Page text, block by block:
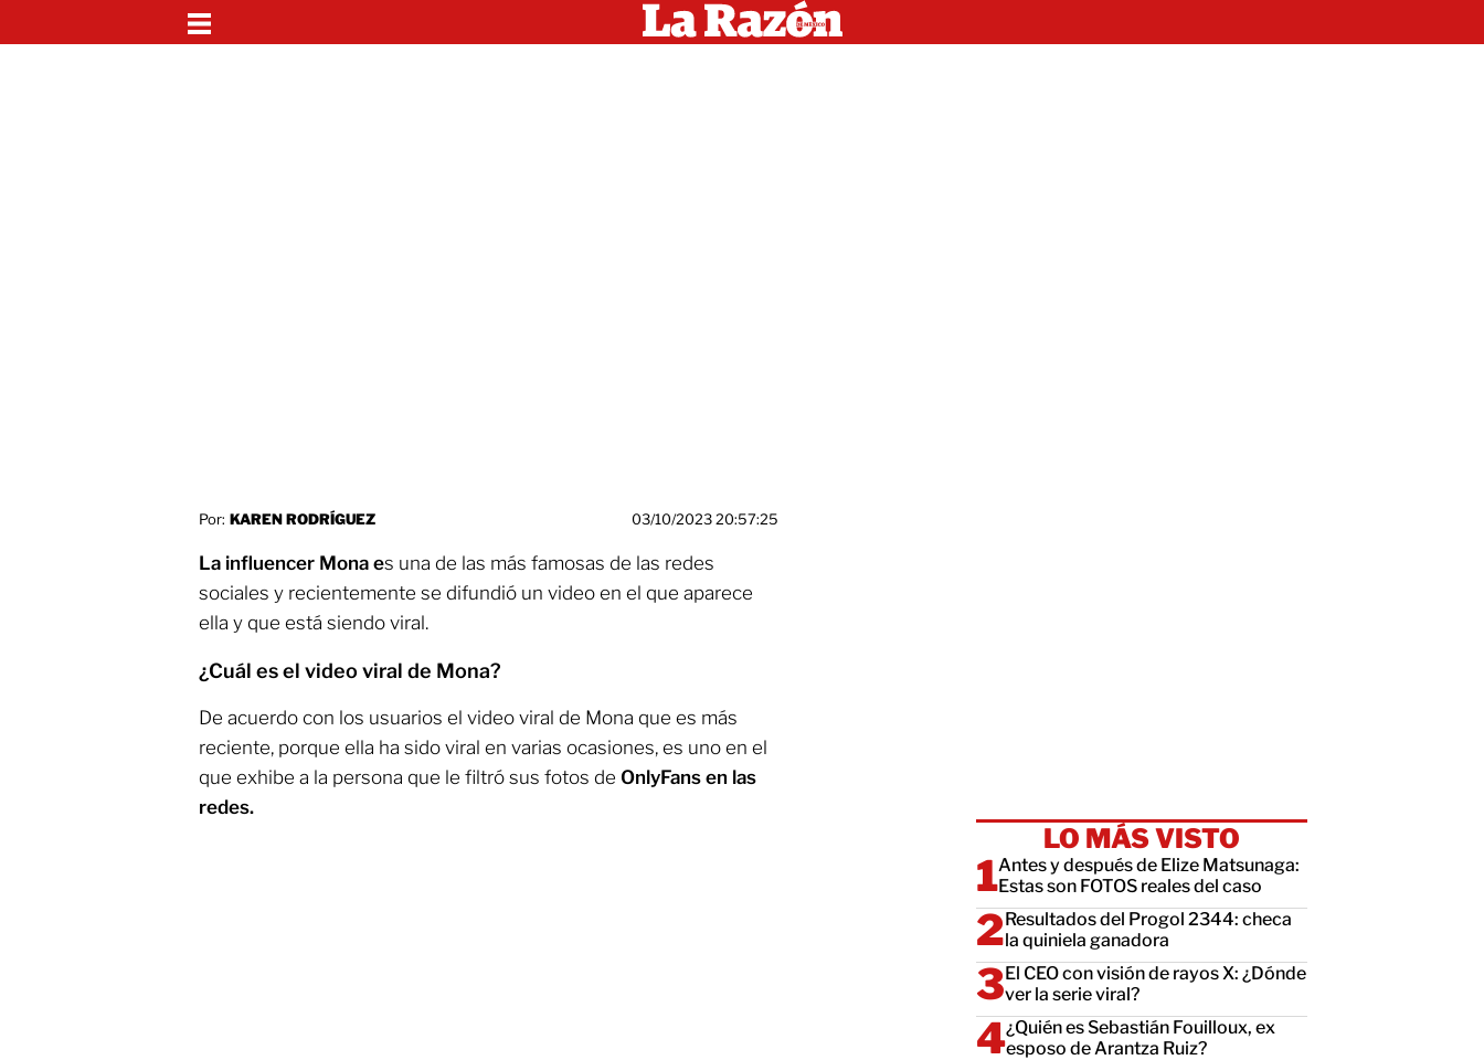
Por: KAREN RODRÍGUEZ 03/10/2023 20:57:25
La influencer Mona es una de las más famosas de las redes
sociales y recientemente se difundió un video en el que aparece
ella y que está siendo viral.
¿Cuál es el video viral de Mona?
De acuerdo con los usuarios el video viral de Mona que es más
reciente, porque ella ha sido viral en varias ocasiones, es uno en el
que exhibe a la persona que le filtró sus fotos de OnlyFans en las
redes.
LO MÁS VISTO
Antes y después de Elize Matsunaga:
Estas son FOTOS reales del caso
Resultados del Progol 2344: checa
la quiniela ganadora
El CEO con visión de rayos X: ¿Dónde
ver la serie viral?
¿Quién es Sebastián Fouilloux, ex
esposo de Arantza Ruiz?